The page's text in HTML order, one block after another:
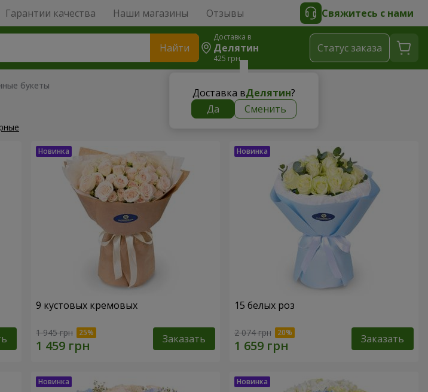
Гарантии качества Наши магазины Отзывы Свяжитесь с нами
Найти
Доставка в
Делятин
425 грн
Доставка вДелятин?
Да
Сменить
Cтатус заказа
букеты
9 кустовых кремовых
1 945 грн Заказать
15 белых роз
2 074 грн Заказать